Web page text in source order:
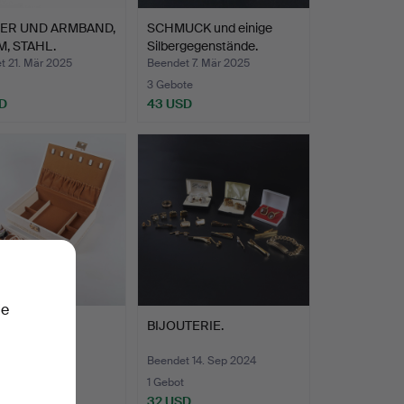
UND ARMBAND,
STAHL.
21. Mär 2025
SCHMUCK und einige
Silbergegenstände.
Beendet 7. Mär 2025
3 Gebote
43 USD
und
BIJOUTERIE.
Beendet 14. Sep 2024
1 Gebot